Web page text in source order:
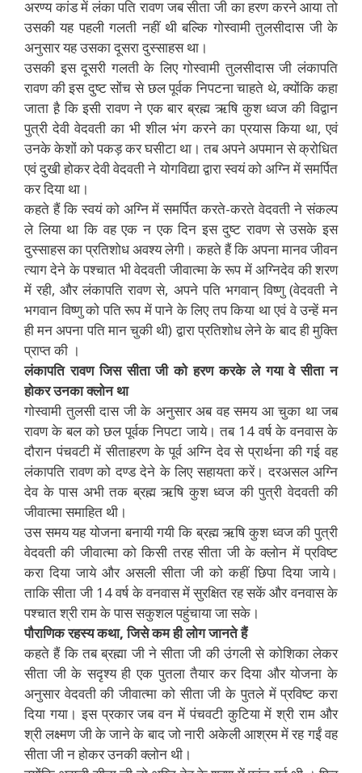
अरण्य कांड में लंका पति रावण जब सीता जी का हरण करने आया तो
उसकी यह पहली गलती नहीं थी बल्कि गोस्वामी तुलसीदास जी के
अनुसार यह उसका दूसरा दुस्साहस था।
उसकी इस दूसरी गलती के लिए गोस्वामी तुलसीदास जी लंकापति
रावण की इस दुष्ट सोंच से छल पूर्वक निपटना चाहते थे, क्योंकि कहा
जाता है़ कि इसी रावण ने एक बार ब्रह्म ऋषि कुश ध्वज की विद्वान
पुत्री देवी वेदवती का भी शील भंग करने का प्रयास किया था, एवं
उनके केशों को पकड़ कर घसीटा था। तब अपने अपमान से क्रोधित
एवं दुखी होकर देवी वेदवती ने योगविद्या द्वारा स्वयं को अग्नि में समर्पित
कर दिया था।
कहते हैं कि स्वयं को अग्नि में समर्पित करते-करते वेदवती ने संकल्प
ले लिया था कि वह एक न एक दिन इस दुष्ट रावण से उसके इस
दुस्साहस का प्रतिशोध अवश्य लेगी। कहते हैं कि अपना मानव जीवन
त्याग देने के पश्चात भी वेदवती जीवात्मा के रूप में अग्निदेव की शरण
में रही, और लंकापति रावण से, अपने पति भगवान् विष्णु (वेदवती ने
भगवान विष्णु को पति रूप में पाने के लिए तप किया था एवं वे उन्हें मन
ही मन अपना पति मान चुकी थी) द्वारा प्रतिशोध लेने के बाद ही मुक्ति
प्राप्त की ।
लंकापति रावण जिस सीता जी को हरण करके ले गया वे सीता न
होकर उनका क्लोन था
गोस्वामी तुलसी दास जी के अनुसार अब वह समय आ चुका था जब
रावण के बल को छल पूर्वक निपटा जाये। तब 14 वर्ष के वनवास के
दौरान पंचवटी में सीताहरण के पूर्व अग्नि देव से प्रार्थना की गई वह
लंकापति रावण को दण्ड देने के लिए सहायता करें। दरअसल अग्नि
देव के पास अभी तक ब्रह्म ऋषि कुश ध्वज की पुत्री वेदवती की
जीवात्मा समाहित थी।
उस समय यह योजना बनायी गयी कि ब्रह्म ऋषि कुश ध्वज की पुत्री
वेदवती की जीवात्मा को किसी तरह सीता जी के क्लोन में प्रविष्ट
करा दिया जाये और असली सीता जी को कहीं छिपा दिया जाये।
ताकि सीता जी 14 वर्ष के वनवास में सुरक्षित रह सकें और वनवास के
पश्चात श्री राम के पास सकुशल पहुंचाया जा सके।
पौराणिक रहस्य कथा, जिसे कम ही लोग जानते हैं
कहते हैं कि तब ब्रह्मा जी ने सीता जी की उंगली से कोशिका लेकर
सीता जी के सदृश्य ही एक पुतला तैयार कर दिया और योजना के
अनुसार वेदवती की जीवात्मा को सीता जी के पुतले में प्रविष्ट करा
दिया गया। इस प्रकार जब वन में पंचवटी कुटिया में श्री राम और
श्री लक्ष्मण जी के जाने के बाद जो नारी अकेली आश्रम में रह गईं वह
सीता जी न होकर उनकी क्लोन थी।